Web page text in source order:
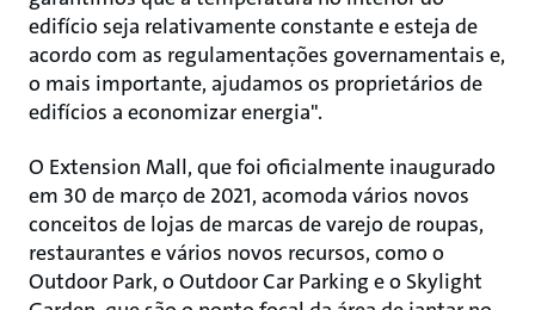
edifício seja relativamente constante e esteja de
acordo com as regulamentações governamentais e,
o mais importante, ajudamos os proprietários de
edifícios a economizar energia".
O Extension Mall, que foi oficialmente inaugurado
em 30 de março de 2021, acomoda vários novos
conceitos de lojas de marcas de varejo de roupas,
restaurantes e vários novos recursos, como o
Outdoor Park, o Outdoor Car Parking e o Skylight